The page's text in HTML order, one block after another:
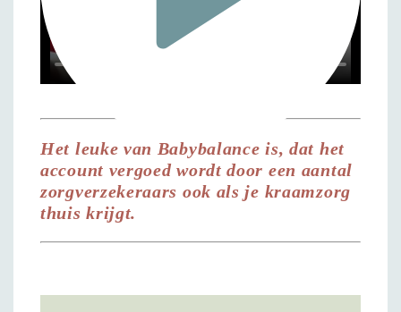
Het leuke van Babybalance is, dat het
account vergoed wordt door een aantal
zorgverzekeraars ook als je kraamzorg
thuis krijgt.